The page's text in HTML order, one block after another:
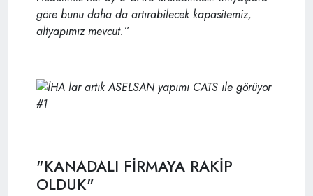
göre bunu daha da artırabilecek kapasitemiz,
altyapımız mevcut.”
"KANADALI FİRMAYA RAKİP
OLDUK"